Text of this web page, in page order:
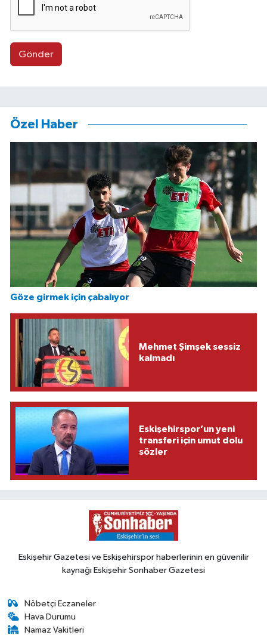
Gönder
Özel Haber
Göze girmek için çabalıyor
Mehmet Şimşek sessiz
kalmadı
Eskişehirspor’un yeni
transferi için umut dolu
sözler
Eskişehir Gazetesi ve Eskişehirspor haberlerinin en güvenilir
kaynağı Eskişehir Sonhaber Gazetesi
Nöbetçi Eczaneler
Hava Durumu
Namaz Vakitleri